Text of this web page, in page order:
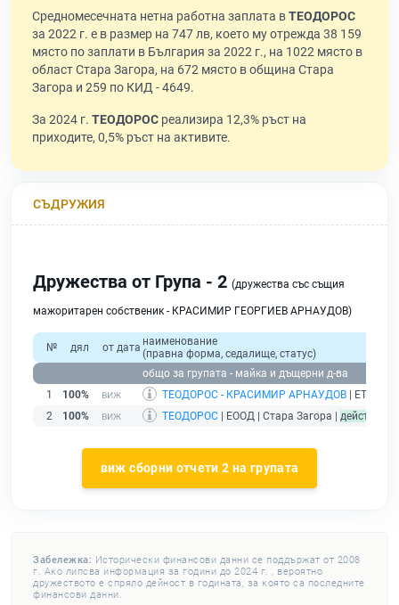
Средномесечната нетна работна заплата вТЕОДОРОС
за 2022 г. е в размер на 747 лв, което му отрежда 38 159
място по заплати в България за 2022 г., на 1022 място в
област Стара Загора, на 672 място в община Стара
Загора и 259 по КИД - 4649.
За 2024 г. ТЕОДОРОС реализира 12,3% ръст на
приходите, 0,5% ръст на активите.
СЪДРУЖИЯ
Дружества от Група - 2 (дружества със същия
мажоритарен собственик - КРАСИМИР ГЕОРГИЕВ АРНАУДОВ)
№ дял от дата наименование
(правна форма, седалище, статус)
общо за групата - майка и дъщерни д-ва
1
100% ТЕОДОРОС - КРАСИМИР АРНАУДОВ | ЕТ |
2
100% ТЕОДОРОС | ЕООД | Стара Загора | действащ
виж сборни отчети 2 на групата
Забележка: Исторически финансови данни се поддържат от 2008
г. Ако липсва информация за години до 2024 г. , вероятно
дружеството е спряло дейност в годината, за която са последните
финансови данни.